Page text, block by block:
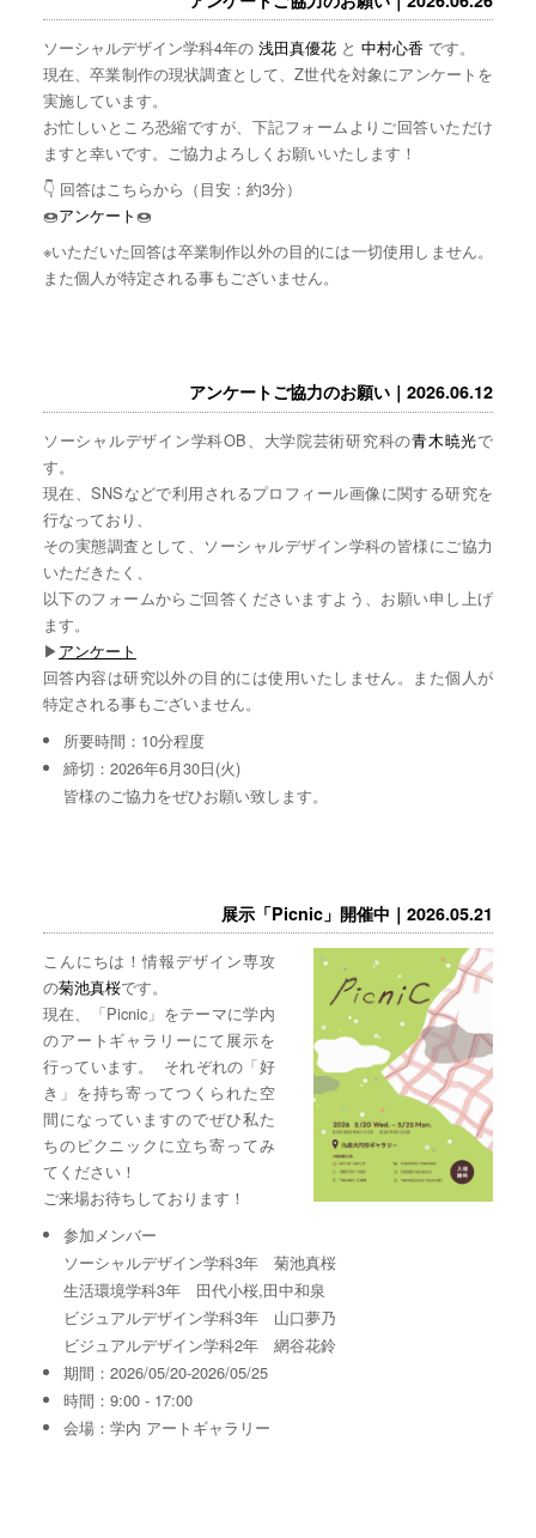
ソーシャルデザイン学科4年の 浅田真優花と 中村心香 です。
現在、卒業制作の現状調査として、Z世代を対象にアンケートを
実施しています。
お忙しいところ恐縮ですが、下記フォームよりご回答いただけ
ますと幸いです。ご協力よろしくお願いいたします！
👇 回答はこちらから（目安：約3分）
🍩アンケート🍩
※いただいた回答は卒業制作以外の目的には一切使用しません。
また個人が特定される事もございません。
アンケートご協力のお願い｜2026.06.12
ソーシャルデザイン学科OB、大学院芸術研究科の青木暁光で
す。
現在、SNSなどで利用されるプロフィール画像に関する研究を
行なっており、
その実態調査として、ソーシャルデザイン学科の皆様にご協力
いただきたく、
以下のフォームからご回答くださいますよう、お願い申し上げ
ます。
▶︎アンケート
回答内容は研究以外の目的には使用いたしません。また個人が
特定される事もございません。
所要時間：10分程度
締切：2026年6月30日(火)
皆様のご協力をぜひお願い致します。
展示「Picnic」開催中｜2026.05.21
こんにちは！情報デザイン専攻
の菊池真桜です。
現在、「Picnic」をテーマに学内
のアートギャラリーにて展示を
行っています。 それぞれの「好
き」を持ち寄ってつくられた空
間になっていますのでぜひ私た
ちのピクニックに立ち寄ってみ
てください！
ご来場お待ちしております！
参加メンバー
ソーシャルデザイン学科3年 菊池真桜
生活環境学科3年 田代小桜,田中和泉
ビジュアルデザイン学科3年 山口夢乃
ビジュアルデザイン学科2年 網谷花鈴
期間：2026/05/20-2026/05/25
時間：9:00 - 17:00
会場：学内 アートギャラリー